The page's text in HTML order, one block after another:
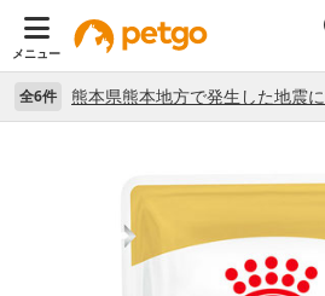
メニュー
全6件